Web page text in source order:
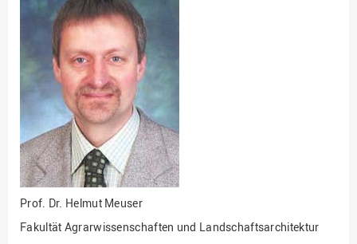
Fakultät
Ingenieurwissenschaften
und Informatik
Fakultät Management,
Kultur und Technik
Fakultät Wirtschafts- und
Sozialwissenschaften
Finanzen
Forschung, Kooperation,
Drittmittel
Prof. Dr. Helmut Meuser
Fakultät Agrarwissenschaften und Landschaftsarchitektur